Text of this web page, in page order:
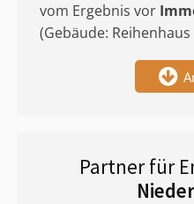
vom Ergebnis vor
(Gebäude: Reihenhaus
Partner für